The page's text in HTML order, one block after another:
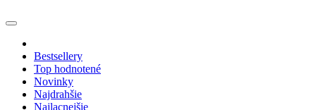
Bestsellery
Top hodnotené
Novinky
Najdrahšie
Najlacnejšie